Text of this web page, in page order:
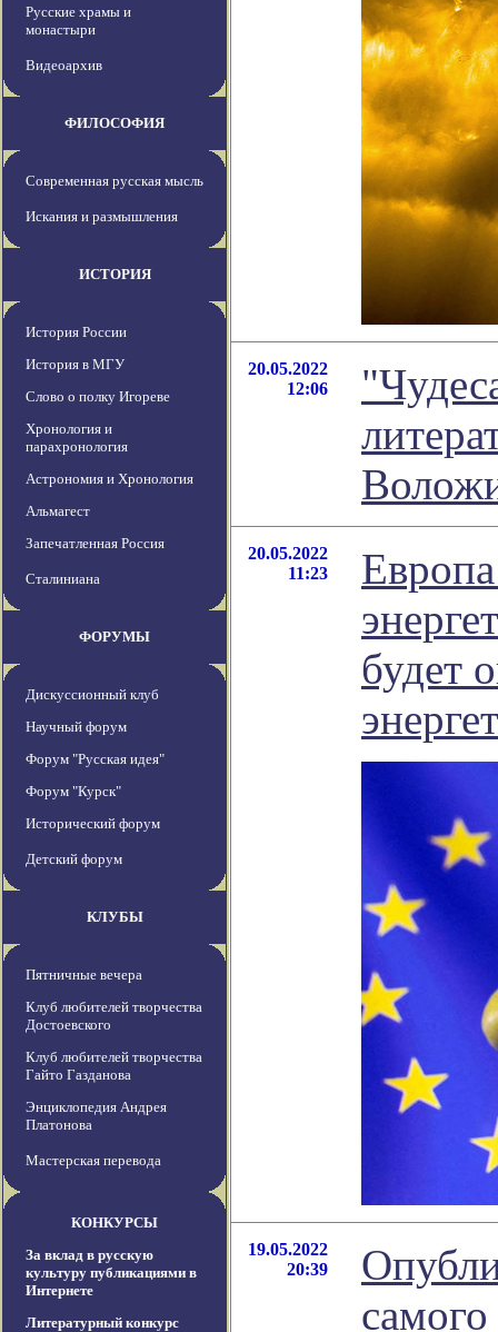
Русские храмы и
монастыри
Видеоархив
ФИЛОСОФИЯ
Современная русская мысль
Искания и размышления
ИСТОРИЯ
История России
История в МГУ
Слово о полку Игореве
Хронология и
парахронология
Астрономия и Хронология
Альмагест
Запечатленная Россия
Сталиниана
ФОРУМЫ
Дискуссионный клуб
Научный форум
Форум "Русская идея"
Форум "Курск"
Исторический форум
Детский форум
КЛУБЫ
Пятничные вечера
Клуб любителей творчества
Достоевского
Клуб любителей творчества
Гайто Газданова
Энциклопедия Андрея
Платонова
Мастерская перевода
КОНКУРСЫ
За вклад в русскую
культуру публикациями в
Интернете
Литературный конкурс
20.05.2022
12:06
20.05.2022
11:23
будет
19.05.2022
20:39